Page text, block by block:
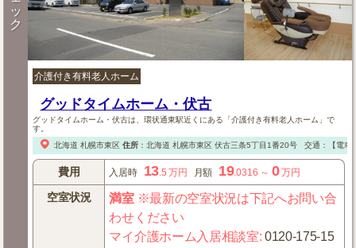
ッ
ク
介護付き有料老人ホーム
グッドタイムホーム・伏古
グッドタイムホーム・伏古は、環状通東駅近くにある「介護付き有料老人ホーム」で
す。
北海道 札幌市東区 住所： 北海道 札幌市東区 伏古三条5丁目1番20号 交通：【電車
費用 入居時 13.5 万円 月額 19.0316 ～ 0万円
空室状況 満室※最新の空室状況は下記へお問い合
わせください
マイ介護ホーム入居相談室:0120-175-15